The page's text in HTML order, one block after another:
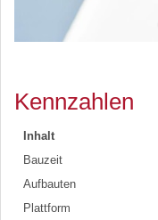
Kennzahlen
Inhalt
Bauzeit
Aufbauten
Plattform